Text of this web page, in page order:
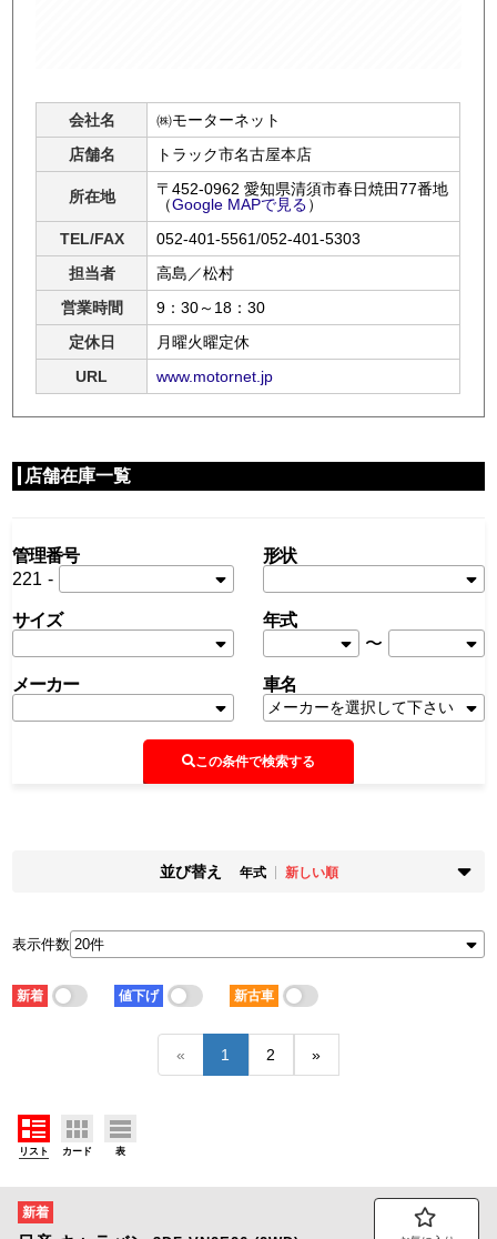
会社名
㈱モーターネット
店舗名
トラック市名古屋本店
所在地
〒452-0962 愛知県清須市春日焼田77番地
（Google MAPで見る）
TEL/FAX
052-401-5561/052-401-5303
担当者
高島／松村
営業時間
9：30～18：30
定休日
月曜火曜定休
URL
www.motornet.jp
店舗在庫一覧
管理番号
221 -
形状
サイズ
年式
〜
メーカー 車名
この条件で検索する
並び替え 年式
新しい順
新着順
古い順
新しい順
古い順
走行距離
少ない順
多い順
安い順
積載量
多い順
車検残
短い順
表示件数
新着 値下げ 新古車
« 1 2 »
リスト カード 表
新着